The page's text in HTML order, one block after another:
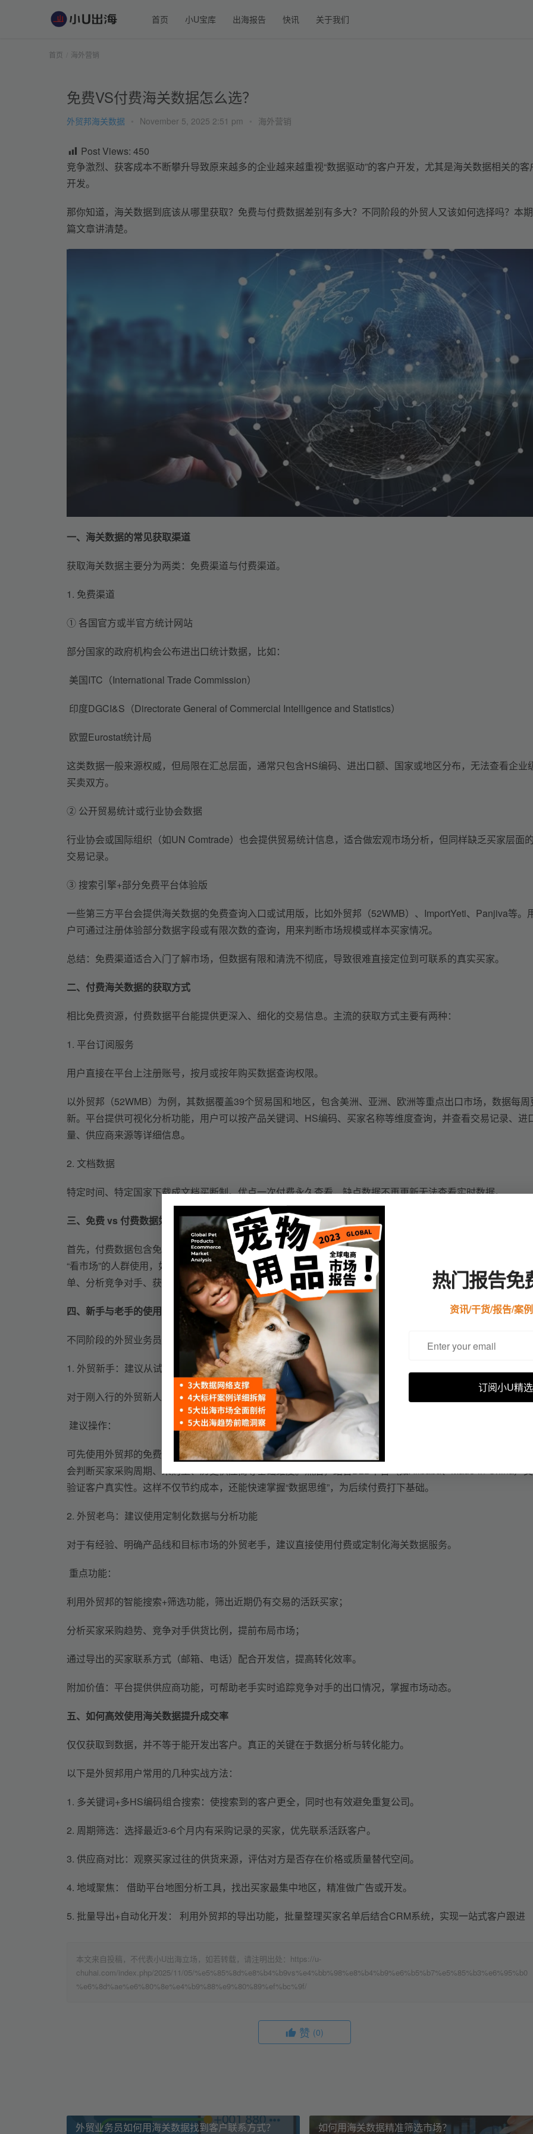
热门报告免
资讯/干货/报告/案
订阅小U精选
首页 小U宝库 出海报告 快讯 关于我们
首页 海外营销
免费VS付费海关数据怎么选？
外贸邦海关数据 November 5, 2025 2:51 pm 海外营销
Post Views: 450
竞争激烈、获客成本不断攀升导致原来越多的企业越来越重视“数据驱动”的客户开发，尤其是海关数据相关的客
开发。
那你知道，海关数据到底该从哪里获取？免费与付费数据差别有多大？不同阶段的外贸人又该如何选择吗？ 本
篇文章讲清楚。
一、海关数据的常见获取渠道
获取海关数据主要分为两类：免费渠道与付费渠道。
1. 免费渠道
① 各国官方或半官方统计网站
部分国家的政府机构会公布进出口统计数据，比如：
美国ITC（International Trade Commission）
印度DGCI&S（Directorate General of Commercial Intelligence and Statistics）
欧盟Eurostat统计局
这类数据一般来源权威，但局限在汇总层面，通常只包含HS编码、进出口额、国家或地区分布，无法查看企业
买卖双方。
② 公开贸易统计或行业协会数据
行业协会或国际组织（如UN Comtrade）也会提供贸易统计信息，适合做宏观市场分析，但同样缺乏买家层面
交易记录。
③ 搜索引擎+部分免费平台体验版
一些第三方平台会提供海关数据的免费查询入口或试用版，比如外贸邦（52WMB）、ImportYeti、Panjiva等。
户可通过注册体验部分数据字段或有限次数的查询，用来判断市场规模或样本买家情况。
总结：免费渠道适合入门了解市场，但数据有限和清洗不彻底， 导致很难直接定位到可联系的真实买家。
二、付费海关数据的获取方式
相比免费资源，付费数据平台能提供更深入、细化的交易信息。主流的获取方式主要有两种：
1. 平台订阅服务
用户直接在平台上注册账号，按月或按年购买数据查询权限。
以外贸邦（52WMB）为例，其数据覆盖39个贸易国和地区，包含美洲、亚洲、欧洲等重点出口市场，数据每周
新。平台提供可视化分析功能，用户可以按产品关键词、HS编码、买家名称等维度查询，并查看交易记录、进
量、供应商来源等详细信息。
2. 文档数据
特定时间、特定国家下载成文档买断制。优点一次付费永久查看，缺点数据不再更新无法查看实时数据。
三、免费 vs 付费数据如何选择
首先，付费数据包含免费数据的全部功能，如果你已经选择付费数据那就不用看免费数据了。免费数据比较适合
“看市场”的人群使用 ，如果你只是想了解某国的行业进口规模，免费数据足够
单、分析竞争对手、获取联系方式，那付费海关数据才是效率最高的选择。
四、新手与老手的使用建议
不同阶段的外贸业务员在使用海关数据时，目标和重点各不相同。
1. 外贸新手：建议从试用与基础订阅开始
对于刚入行的外贸新人，最关键的是理解数据结构和使用逻辑。
建议操作：
可先使用外贸邦的免费注册体验功能，熟悉搜索关键词、HS编码查询、市场分析等模块
会判断买家采购周期、采购量、历史供应商等基础维度。然后，结合B2B平台（如Alibaba、Made-in-China）
验证客户真实性。这样不仅节约成本，还能快速掌握“数据思维”，为后续付费打下基础。
2. 外贸老鸟：建议使用定制化数据与分析功能
对于有经验、明确产品线和目标市场的外贸老手，建议直接使用付费或定制化海关数据服务。
重点功能：
利用外贸邦的智能搜索+筛选功能，筛出近期仍有交易的活跃买家；
分析买家采购趋势、竞争对手供货比例，提前布局市场；
通过导出的买家联系方式（邮箱、电话）配合开发信，提高转化效率。
附加价值： 平台提供供应商功能， 可帮助老手实时追踪竞争对手的出口情况，掌握市场动态。
五、如何高效使用海关数据提升成交率
仅仅获取到数据，并不等于能开发出客户。真正的关键在于数据分析与转化能力。
以下是外贸邦用户常用的几种实战方法：
1. 多关键词+多HS编码组合搜索： 使搜索到的客户更全，同时也有效避免重复公司。
2. 周期筛选：选择最近3-6个月内有采购记录的买家，优先联系活跃客户。
3. 供应商对比：观察买家过往的供货来源，评估对方是否存在价格或质量替代空间。
4. 地域聚焦： 借助平台地图分析工具，找出买家最集中地区，精准做广告或开发。
5. 批量导出+自动化开发： 利用外贸邦的导出功能，批量整理买家名单后结合CRM系统，实现一站式客户跟进
本文来自投稿，不代表小U出海立场，如若转载，请注明出处：https://u-
chuhai.com/index.php/2025/11/05/%e5%85%8d%e8%b4%b9vs%e4%bb%98%e8%b4%b9%e6%b5%b7%e5%85%b3%e6%95%b0
%e6%8d%ae%e6%80%8e%e4%b9%88%e9%80%89%ef%bc%9f/
赞 (0)
外贸业务员如何用海关数据找到客户联系方式？ 如何用海关数据精准筛选市场？